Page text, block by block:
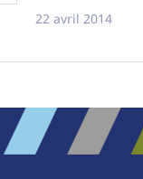
22 avril 2014